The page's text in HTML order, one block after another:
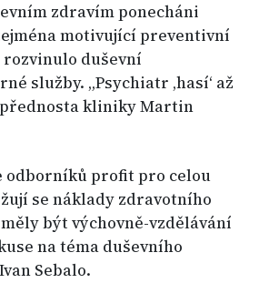
zdravím ponecháni
motivující preventivní
duševní
služby. „Psychiatr ‚hasí‘ až
přednosta kliniky Martin
odborníků profit pro celou
se náklady zdravotního
být výchovně-vzdělávání
na téma duševního
Sebalo.